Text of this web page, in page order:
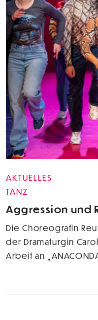
AKTUELLES
TANZ
Aggression und
Die Choreografin
der Dramaturgin
Arbeit an